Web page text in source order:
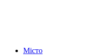
Місто